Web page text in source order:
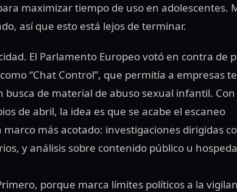
maximizar tiempo de uso en adolescentes.
así que esto está lejos de terminar.
El Parlamento Europeo votó en contra de
“Chat Control”, que permitía a empresas
busca de material de abuso sexual infantil. Con
de abril, la idea es que se acabe el escaneo
más acotado: investigaciones dirigidas
y análisis sobre contenido público u
porque marca límites políticos a la